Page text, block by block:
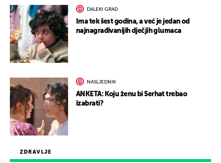
ZDRAVLJE
DALEKI GRAD
Ima tek šest godina, a već je jedan od
najnagrađivanijih dječjih glumaca
NASLJEDNIK
ANKETA: Koju ženu bi Serhat trebao
izabrati?